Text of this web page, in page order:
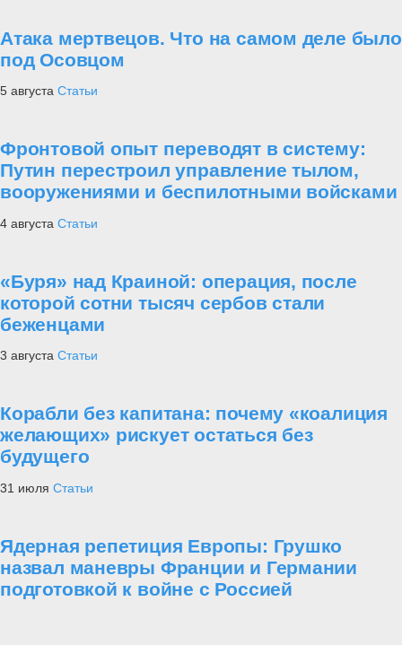
Атака мертвецов. Что на самом деле было
под Осовцом
5 августа Статьи
Фронтовой опыт переводят в систему:
Путин перестроил управление тылом,
вооружениями и беспилотными войсками
4 августа Статьи
«Буря» над Краиной: операция, после
которой сотни тысяч сербов стали
беженцами
3 августа Статьи
Корабли без капитана: почему «коалиция
желающих» рискует остаться без
будущего
31 июля Статьи
Ядерная репетиция Европы: Грушко
назвал маневры Франции и Германии
подготовкой к войне с Россией